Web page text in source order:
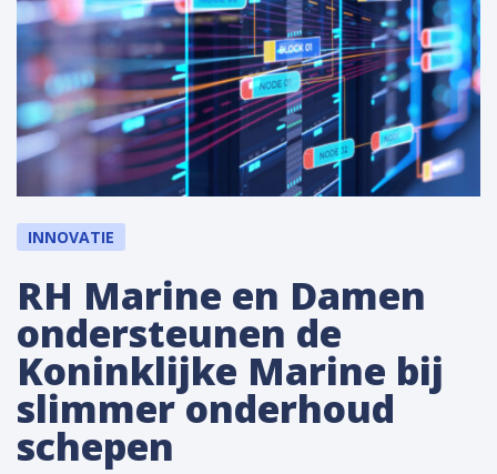
INNOVATIE
RH Marine en Damen
ondersteunen de
Koninklijke Marine bij
slimmer onderhoud
schepen